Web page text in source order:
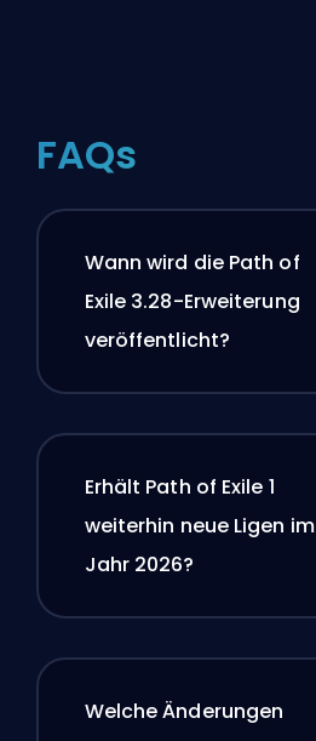
FAQs
Wann wird die Path of
Exile 3.28-Erweiterung
veröffentlicht?
Erhält Path of Exile 1
weiterhin neue Ligen im
Jahr 2026?
Welche Änderungen